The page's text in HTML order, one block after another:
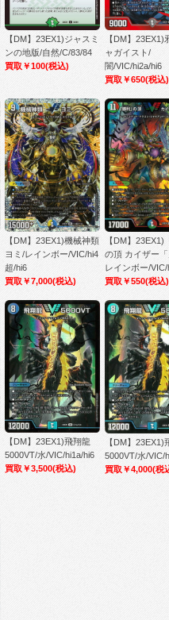
【DM】23EX1)ジャスミ
ンの地版/自然/C/83/84
買取￥100(税込)
【DM】23EX1)
ャガイスト/
闇/VIC/hi2a/hi6
買取￥650(税込)
【DM】23EX1)機械神類
ヨミ/レインボー/VIC/hi4
超/hi6
買取￥7,000(税込)
【DM】23EX1)
の頂 カイザー
レインボー/VIC/
買取￥550(税込)
【DM】23EX1)飛翔龍
5000VT/水/VIC/hi1a/hi6
買取￥3,500(税込)
【DM】23EX1)
5000VT/水/VIC/
買取￥4,000(税